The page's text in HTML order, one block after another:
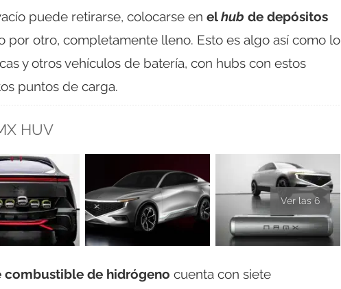
puede retirarse, colocarse en elhub de depósitos
por otro, completamente lleno. Esto es algo así como lo
y otros vehículos de batería, con hubs con estos
puntos de carga.
HUV
Ver las 6
combustible de hidrógeno cuenta con siete